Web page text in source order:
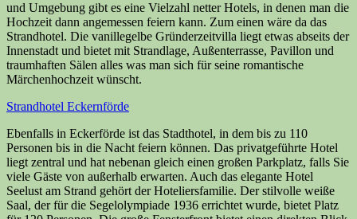
und Umgebung gibt es eine Vielzahl netter Hotels, in denen man die
Hochzeit dann angemessen feiern kann. Zum einen wäre da das
Strandhotel. Die vanillegelbe Gründerzeitvilla liegt etwas abseits der
Innenstadt und bietet mit Strandlage, Außenterrasse, Pavillon und
traumhaften Sälen alles was man sich für seine romantische
Märchenhochzeit wünscht.
Strandhotel Eckernförde
Ebenfalls in Eckerförde ist das Stadthotel, in dem bis zu 110
Personen bis in die Nacht feiern können. Das privatgeführte Hotel
liegt zentral und hat nebenan gleich einen großen Parkplatz, falls Sie
viele Gäste von außerhalb erwarten. Auch das elegante Hotel
Seelust am Strand gehört der Hoteliersfamilie. Der stilvolle weiße
Saal, der für die Segelolympiade 1936 errichtet wurde, bietet Platz